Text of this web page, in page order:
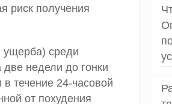
риск получения
ущерба) среди
недели до гонки
течение 24-часовой
от похудения